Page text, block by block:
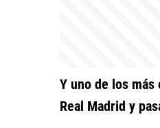
Y uno de los
Real Madrid y